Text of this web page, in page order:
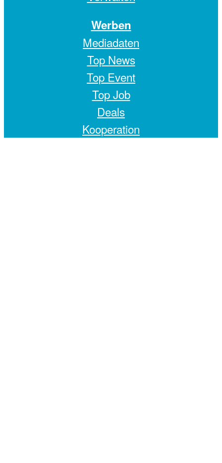
Werben
Mediadaten
Top News
Top Event
Top Job
Deals
Kooperation